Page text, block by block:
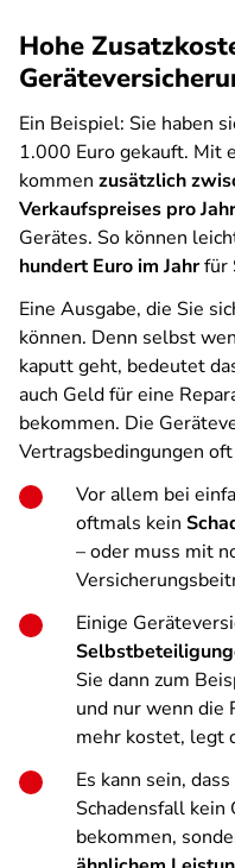
Hohe
Ein Beispiel: Sie haben
1.000 Euro gekauft. Mit
kommen zusätzlich
Verkaufspreises pro Jahr
Gerätes. So können
hundert Euro im Jahrfür
Eine Ausgabe, die Sie
können. Denn selbst
kaputt geht, bedeutet
auch Geld für eine
bekommen. Die
Vertragsbedingungen
Vor allem bei
oftmals kein
– oder muss mit
Einige
Sie dann zum
und nur wenn die
mehr kostet, legt
Es kann sein,
Schadensfall kein
bekommen,